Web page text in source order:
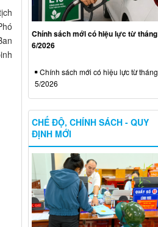
Chính sách mới có hiệu lực từ tháng
6/2026
Chính sách mới có hiệu lực từ tháng
5/2026
CHẾ ĐỘ, CHÍNH SÁCH - QUY
ĐỊNH MỚI